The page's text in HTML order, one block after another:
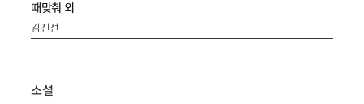
때맞춰 외
김진선
소설